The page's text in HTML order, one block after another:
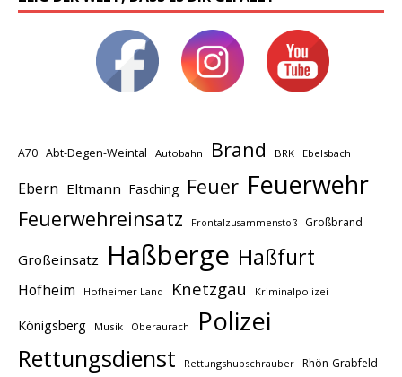
A70 Abt-Degen-Weintal Autobahn Brand BRK Ebelsbach
Ebern Eltmann Fasching Feuer Feuerwehr
Feuerwehreinsatz Frontalzusammenstoß Großbrand
Großeinsatz Haßberge Haßfurt
Hofheim Hofheimer Land Knetzgau Kriminalpolizei
Königsberg Musik Oberaurach Polizei
Rettungsdienst Rettungshubschrauber Rhön-Grabfeld